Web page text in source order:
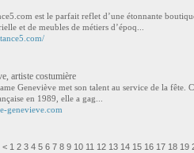
est le parfait reflet d’une étonnante
et de meubles de métiers d’époq...
artiste costumière
Geneviève met son talent au service de la fête.
en 1989, elle a gag...
genevieve.com
< 1 2 3 4 5 6 7 8 9 10 11 12 13 14 15 16 17 18 19